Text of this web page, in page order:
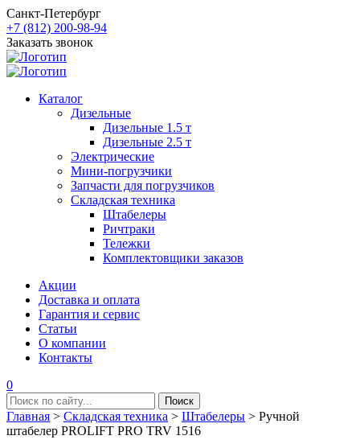
Санкт-Петербург
+7 (812) 200-98-94
Заказать звонок
Каталог
Дизельные
Дизельные 1.5 т
Дизельные 2.5 т
Электрические
Мини-погрузчики
Запчасти для погрузчиков
Складская техника
Штабелеры
Ричтраки
Тележки
Комплектовщики заказов
Акции
Доставка и оплата
Гарантия и сервис
Статьи
О компании
Контакты
0
Главная > Складская техника > Штабелеры > Ручной
штабелер PROLIFT PRO TRV 1516